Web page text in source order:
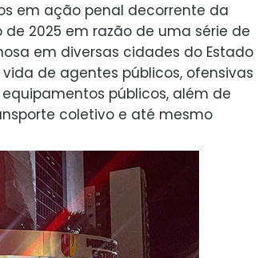
em ação penal decorrente da
2025 em razão de uma série de
em diversas cidades do Estado
de agentes públicos, ofensivas
públicos, além de
coletivo e até mesmo